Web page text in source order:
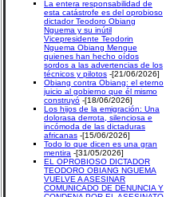
La entera responsabilidad de
esta catástrofe es del oprobioso
dictador Teodoro Obiang
Nguema y su inútil
Vicepresidente Teodorin
Nguema Obiang Mengue
quienes han hecho oídos
sordos a las advertencias de los
técnicos y pilotos -[21/06/2026]
Obiang contra Obiang: el eterno
juicio al gobierno que él mismo
construyó -[18/06/2026]
Los hijos de la emigración: Una
dolorasa derrota, silenciosa e
incómoda de las dictaduras
africanas -[15/06/2026]
Todo lo que dicen es una gran
mentira -[31/05/2026]
EL OPROBIOSO DICTADOR
TEODORO OBIANG NGUEMA
VUELVE A ASESINAR
COMUNICADO DE DENUNCIA Y